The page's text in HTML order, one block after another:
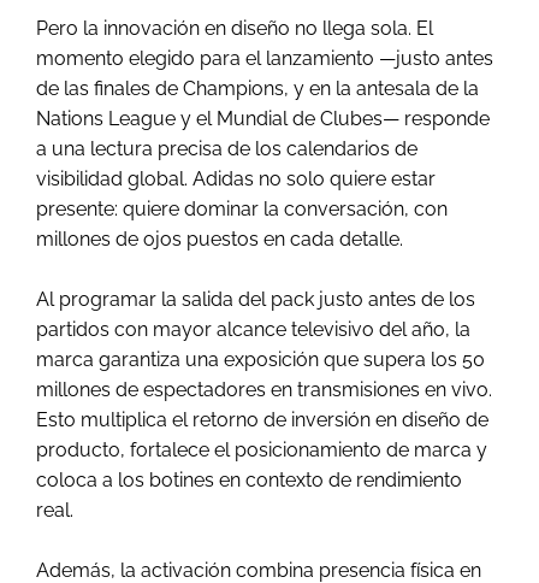
Pero la innovación en diseño no llega sola. El
momento elegido para el lanzamiento —justo antes
de las finales de Champions, y en la antesala de la
Nations League y el Mundial de Clubes— responde
a una lectura precisa de los calendarios de
visibilidad global. Adidas no solo quiere estar
presente: quiere dominar la conversación, con
millones de ojos puestos en cada detalle.
Al programar la salida del pack justo antes de los
partidos con mayor alcance televisivo del año, la
marca garantiza una exposición que supera los 50
millones de espectadores en transmisiones en vivo.
Esto multiplica el retorno de inversión en diseño de
producto, fortalece el posicionamiento de marca y
coloca a los botines en contexto de rendimiento
real.
Además, la activación combina presencia física en